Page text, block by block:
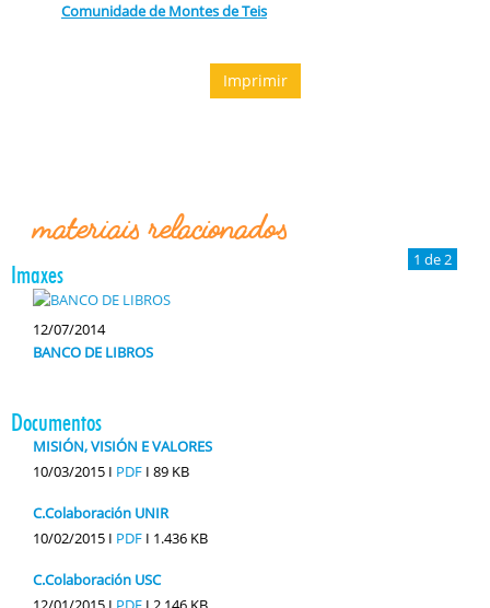
Comunidade de Montes de Teis
Imprimir
materiais relacionados
Imaxes
1 de 2
12/07/2014
BANCO DE LIBROS
Documentos
MISIÓN, VISIÓN E VALORES
10/03/2015 I PDF I 89 KB
C.Colaboración UNIR
10/02/2015 I PDF I 1.436 KB
C.Colaboración USC